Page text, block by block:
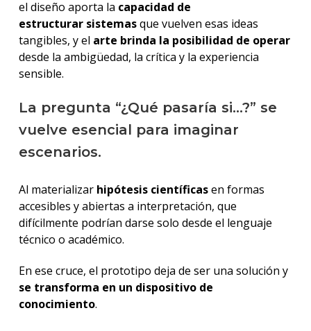
el diseño aporta la capacidad de
estructurar sistemasque vuelven esas ideas
tangibles, y el arte brinda la posibilidad de operar
desde la ambigüedad, la crítica y la experiencia
sensible.
La pregunta “¿Qué pasaría si...?” se
vuelve esencial para imaginar
escenarios.
Al materializar hipótesis científicasen formas
accesibles y abiertas a interpretación, que
difícilmente podrían darse solo desde el lenguaje
técnico o académico.
En ese cruce, el prototipo deja de ser una solución y
se transforma en un dispositivo de
conocimiento.